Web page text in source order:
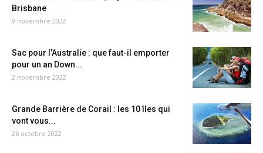
Brisbane
9 novembre 2022
Sac pour l’Australie : que faut-il emporter
pour un an Down...
2 novembre 2022
Grande Barrière de Corail : les 10 îles qui
vont vous...
26 octobre 2022